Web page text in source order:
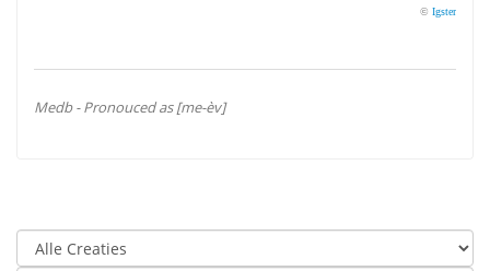
© Igster
Medb - Pronouced as [me-èv]